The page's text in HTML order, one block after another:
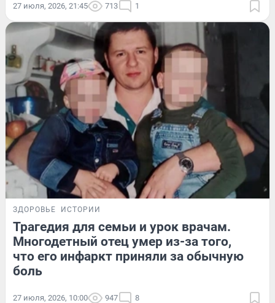
27 июля, 2026, 21:45 713 1
ЗДОРОВЬЕ ИСТОРИИ
Трагедия для семьи и урок врачам.
Многодетный отец умер из-за того,
что его инфаркт приняли за обычную
боль
27 июля, 2026, 10:00 947 8